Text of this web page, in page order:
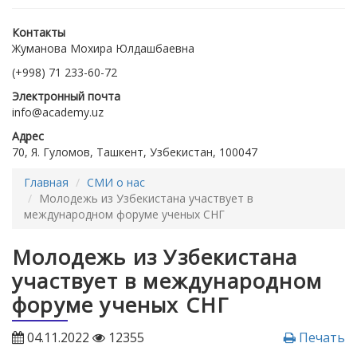
Контакты
Жуманова Мохира Юлдашбаевна
(+998) 71 233-60-72
Электронный почта
info@academy.uz
Адрес
70, Я. Гуломов, Ташкент, Узбекистан, 100047
Главная
СМИ о нас
Молодежь из Узбекистана участвует в
международном форуме ученых СНГ
Молодежь из Узбекистана
участвует в международном
форуме ученых СНГ
04.11.2022 12355 Печать